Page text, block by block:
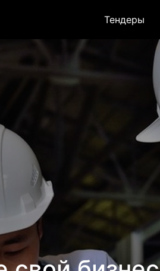
Тендеры